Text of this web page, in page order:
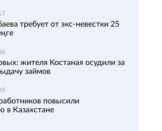
требует от экс-невестки 25
жителя Костаная осудили за
займов
повысили
в Казахстане